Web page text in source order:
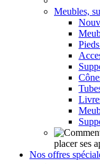
Meubles,
placer ses
Nos offres